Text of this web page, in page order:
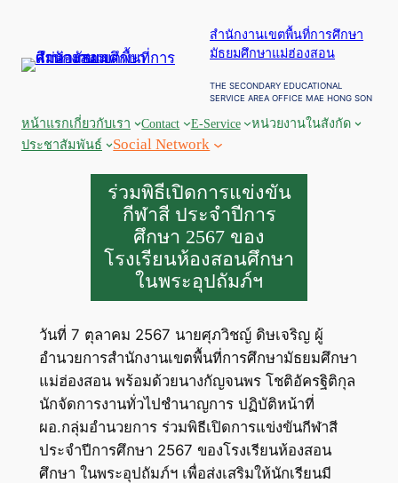
สำนักงานเขตพื้นที่การศึกษา
มัธยมศึกษาแม่ฮ่องสอน
THE SECONDARY EDUCATIONAL
SERVICE AREA OFFICE MAE HONG SON
หน้าแรกเกี่ยวกับเรา Contact E-Service
หน่วยงานในสังกัด
ประชาสัมพันธ์
Social Network
ร่วมพิธีเปิดการแข่งขัน
กีฬาสี ประจำปีการ
ศึกษา 2567 ของ
โรงเรียนห้องสอนศึกษา
ในพระอุปถัมภ์ฯ
วันที่ 7 ตุลาคม 2567 นายศุภวิชญ์ ดิษเจริญ ผู้
อำนวยการสำนักงานเขตพื้นที่การศึกษามัธยมศึกษา
แม่ฮ่องสอน พร้อมด้วยนางกัญจนพร โชติอัครฐิติกุล
นักจัดการงานทั่วไปชำนาญการ ปฏิบัติหน้าที่
ผอ.กลุ่มอำนวยการ ร่วมพิธีเปิดการแข่งขันกีฬาสี
ประจำปีการศึกษา 2567 ของโรงเรียนห้องสอน
ศึกษา ในพระอุปถัมภ์ฯ เพื่อส่งเสริมให้นักเรียนมี